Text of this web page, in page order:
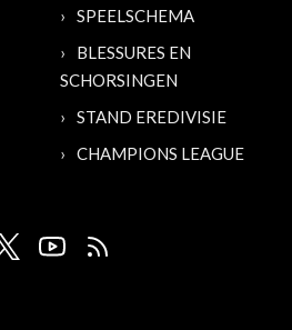
SPEELSCHEMA
BLESSURES EN
SCHORSINGEN
STAND EREDIVISIE
CHAMPIONS LEAGUE